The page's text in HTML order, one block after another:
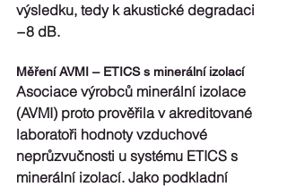
výsledku, tedy k akustické degradaci
−8 dB.
Měření AVMI – ETICS s minerální izolací
Asociace výrobců minerální izolace
(AVMI) proto prověřila v akreditované
laboratoři hodnoty vzduchové
neprůzvučnosti u systému ETICS s
minerální izolací. Jako podkladní